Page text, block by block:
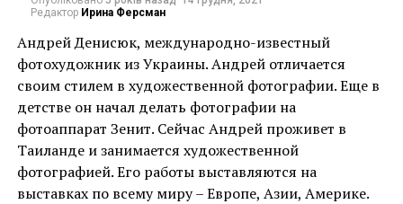
Ця подія, яку не можна пропустити, дала
можливість поціновувачам мистецтва придбати
деякі з найбільш інвестиційно привабливих творів
ще до того, як ярмарок відкрився для публіки.
Редактор Ирина Ферсман
Андрей Денисюк, международно-известный
фотохудожник из Украины. Андрей отличается
своим стилем в художественной фотографии. Еще в
детстве он начал делать фотографии на
фотоаппарат Зенит. Сейчас Андрей проживет в
Таиланде и занимается художественной
фотографией. Его работы выставляются на
выставках по всему миру – Европе, Азии, Америке.